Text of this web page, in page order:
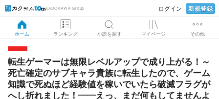
KADOKAWA Group ログイン 新規登録
ホーム ランキング 小説を探す マイページ その他
転生ゲーマーは無限レベルアップで成り上がる！～
死亡確定のサブキャラ貴族に転生したので、ゲーム
知識で死ぬほど経験値を稼いでいたら破滅フラグが
へし折れました！――えっ、まだ何もしてませんよ